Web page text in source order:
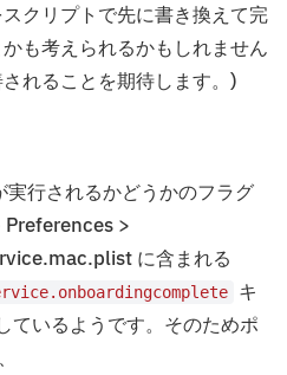
クリプトで先に書き換えて完
も考えられるかもしれません
れることを期待します。)
行されるかどうかのフラグ
Preferences >
に含まれる
キ
いるようです。そのためポ